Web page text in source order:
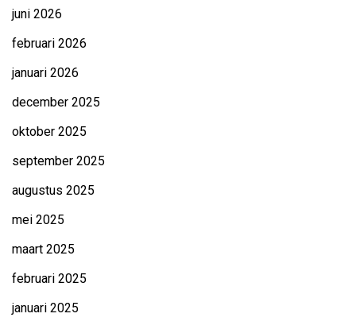
juni 2026
februari 2026
januari 2026
december 2025
oktober 2025
september 2025
augustus 2025
mei 2025
maart 2025
februari 2025
januari 2025